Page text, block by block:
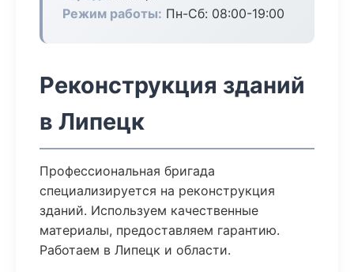
Режим работы: Пн-Сб: 08:00-19:00
Реконструкция зданий
в Липецк
Профессиональная бригада
специализируется на реконструкция
зданий. Используем качественные
материалы, предоставляем гарантию.
Работаем в Липецк и области.